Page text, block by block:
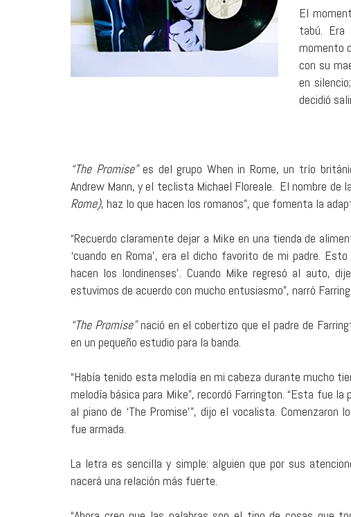
El
tabú. Era
momento
con su
en
decidió
“The Promise”es del grupo When in Rome, un trío
Andrew Mann, y el teclista Michael Floreale. El nombre de
Rome), haz lo que hacen los romanos”, que fomenta la
“Recuerdo claramente dejar a Mike en una tienda de
‘cuando en Roma’, era el dicho favorito de mi padre.
hacen los londinenses’. Cuando Mike regresó al auto,
estuvimos de acuerdo con mucho entusiasmo”, narró
“The Promise”nació en el cobertizo que el padre de
en un pequeño estudio para la banda.
“Había tenido esta melodía en mi cabeza durante mucho
melodía básica para Mike”, recordó Farrington. “Esta fue la
al piano de ‘The Promise’”, dijo el vocalista. Comenzaron
fue armada.
La letra es sencilla y simple: alguien que por sus
nacerá una relación más fuerte.